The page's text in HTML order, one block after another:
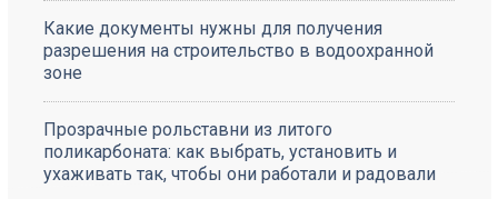
Какие документы нужны для получения
разрешения на строительство в водоохранной
зоне
Прозрачные рольставни из литого
поликарбоната: как выбрать, установить и
ухаживать так, чтобы они работали и радовали